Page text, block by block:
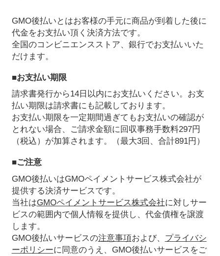
GMO後払いとはお客様の手元に商品が到着した後に
代金をお支払い頂く決済方法です。
全国のコンビニエンスストア、銀行でお支払いいた
だけます。
■お支払い期限
請求書発行から14日以内にお支払いください。お支
払い期限は請求書にも記載しております。
お支払い期限を一定期間過ぎてもお支払いの確認が
とれない場合、ご請求金額に回収事務手数料297円
（税込）が加算されます。（最大3回、合計891円）
■ご注意
GMO後払いはGMOペイメントサービス株式会社が
提供する決済サービスです。
当社はGMOペイメントサービス株式会社に対しサー
ビスの範囲内で個人情報を提供し、代金債権を譲渡
します。
GMO後払いサービスの注意事項および、 プライバシ
ーポリシーに同意のうえ、GMO後払いサービスをご